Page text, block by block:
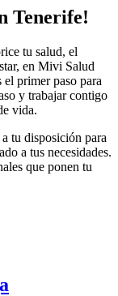
Tenerife!
tu salud, el
en Mivi Salud
el primer paso para
y trabajar contigo
vida.
tu disposición para
a tus necesidades.
que ponen tu